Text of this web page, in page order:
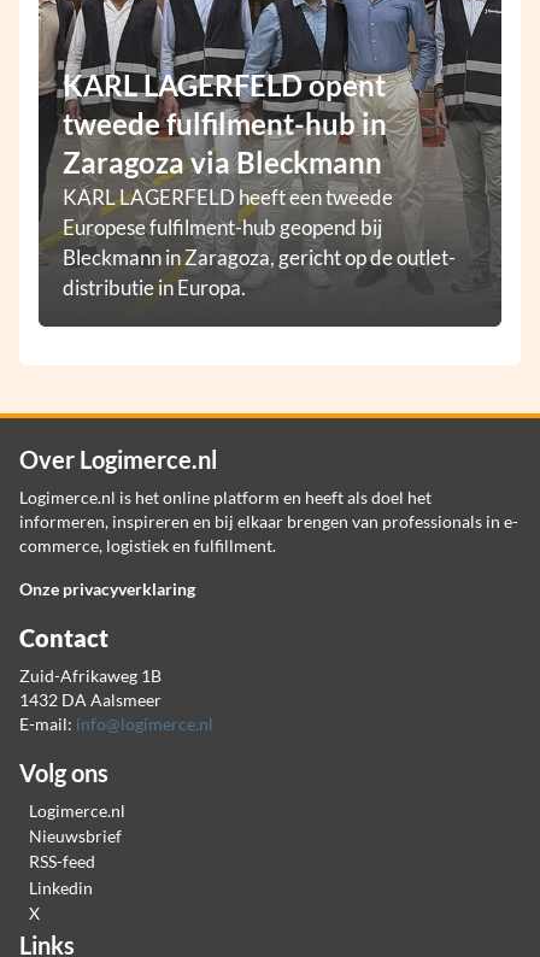
KARL LAGERFELD opent
tweede fulfilment-hub in
Zaragoza via Bleckmann
KARL LAGERFELD heeft een tweede
Europese fulfilment-hub geopend bij
Bleckmann in Zaragoza, gericht op de outlet-
distributie in Europa.
Over Logimerce.nl
Logimerce.nl is het online platform en heeft als doel het
informeren, inspireren en bij elkaar brengen van professionals in e-
commerce, logistiek en fulfillment.
Onze privacyverklaring
Contact
Zuid-Afrikaweg 1B
1432 DA Aalsmeer
E-mail: info@logimerce.nl
Volg ons
Logimerce.nl
Nieuwsbrief
RSS-feed
Linkedin
X
Links